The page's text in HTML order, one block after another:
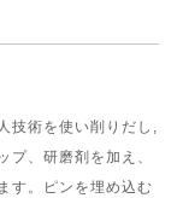
技術を使い削りだし,
プ、研磨剤を加え、
す。ピンを埋め込む